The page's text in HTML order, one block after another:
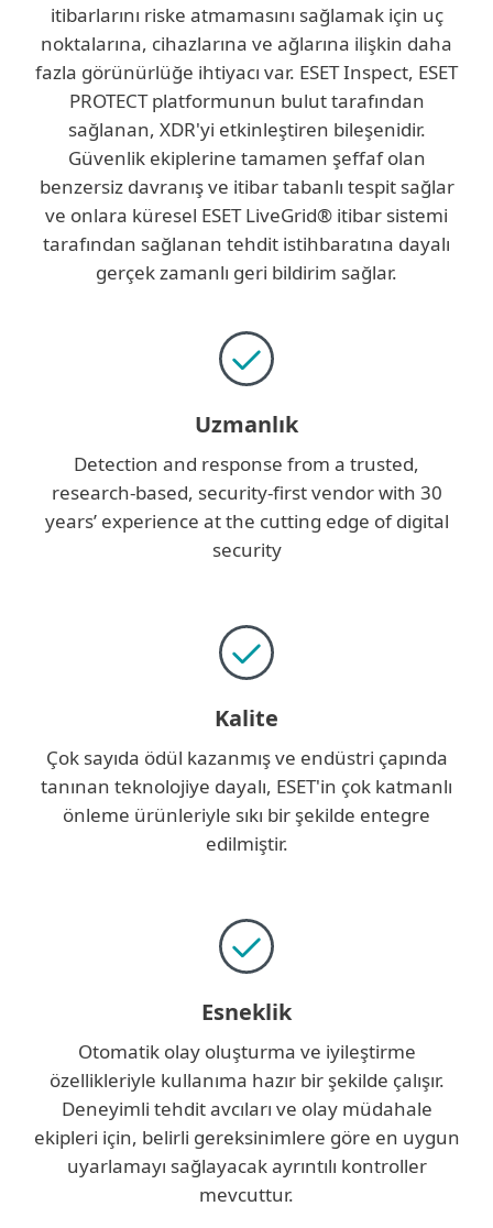
itibarlarını riske atmamasını sağlamak için uç
noktalarına, cihazlarına ve ağlarına ilişkin daha
fazla görünürlüğe ihtiyacı var. ESET Inspect, ESET
PROTECT platformunun bulut tarafından
sağlanan, XDR'yi etkinleştiren bileşenidir.
Güvenlik ekiplerine tamamen şeffaf olan
benzersiz davranış ve itibar tabanlı tespit sağlar
ve onlara küresel ESET LiveGrid® itibar sistemi
tarafından sağlanan tehdit istihbaratına dayalı
gerçek zamanlı geri bildirim sağlar.
Uzmanlık
Detection and response from a trusted,
research-based, security-first vendor with 30
years’ experience at the cutting edge of digital
security
Kalite
Çok sayıda ödül kazanmış ve endüstri çapında
tanınan teknolojiye dayalı, ESET'in çok katmanlı
önleme ürünleriyle sıkı bir şekilde entegre
edilmiştir.
Esneklik
Otomatik olay oluşturma ve iyileştirme
özellikleriyle kullanıma hazır bir şekilde çalışır.
Deneyimli tehdit avcıları ve olay müdahale
ekipleri için, belirli gereksinimlere göre en uygun
uyarlamayı sağlayacak ayrıntılı kontroller
mevcuttur.